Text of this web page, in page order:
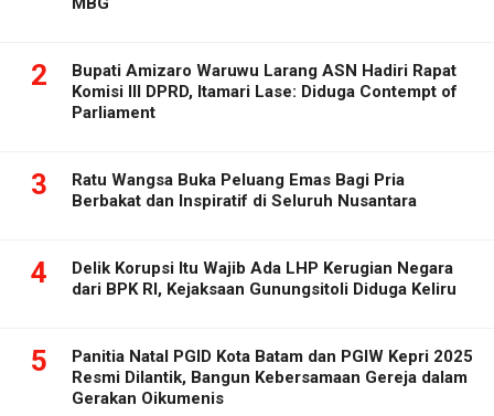
2
Bupati Amizaro Waruwu Larang ASN Hadiri Rapat
Komisi III DPRD, Itamari Lase: Diduga Contempt of
Parliament
3
Ratu Wangsa Buka Peluang Emas Bagi Pria
Berbakat dan Inspiratif di Seluruh Nusantara
4
Delik Korupsi Itu Wajib Ada LHP Kerugian Negara
dari BPK RI, Kejaksaan Gunungsitoli Diduga Keliru
5
Panitia Natal PGID Kota Batam dan PGIW Kepri 2025
Resmi Dilantik, Bangun Kebersamaan Gereja dalam
Gerakan Oikumenis